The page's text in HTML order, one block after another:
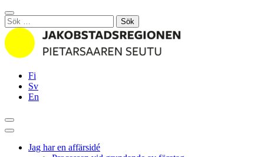
Hoppa
till
innehållet
Stäng
Sök
efter:
Fi
Sv
En
Sök
Huvudmeny
Jag har en affärsidé